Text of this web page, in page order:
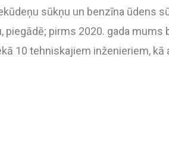
sūkņu un benzīna ūdens
pirms 2020. gada mums
10 tehniskajiem inženieriem, kā